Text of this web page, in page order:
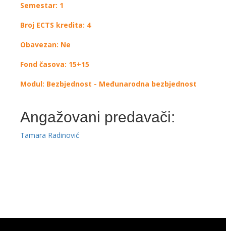
Semestar: 1
Broj ECTS kredita: 4
Obavezan: Ne
Fond časova: 15+15
Modul: Bezbjednost - Međunarodna bezbjednost
Angažovani predavači:
Tamara Radinović